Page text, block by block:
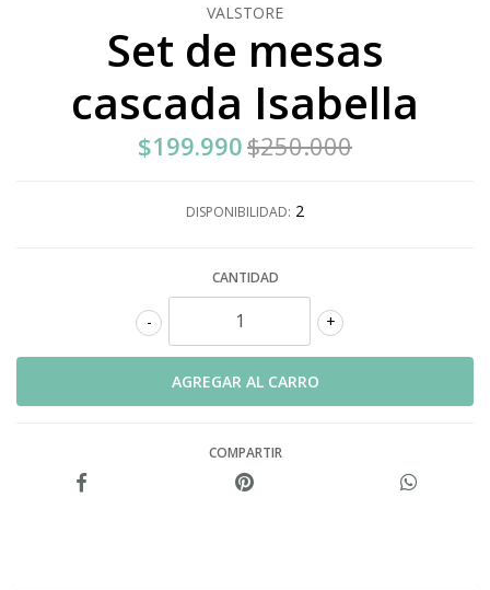
VALSTORE
Set de mesas
cascada Isabella
$199.990$250.000
DISPONIBILIDAD: 2
CANTIDAD
+
-
COMPARTIR